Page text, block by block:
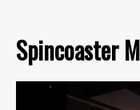
Spincoaster